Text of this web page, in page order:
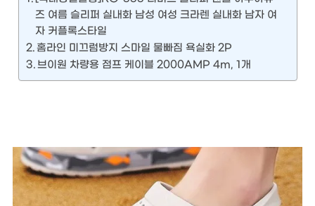
즈 여름 슬리퍼 실내화 남성 여성 크라렌 실내화 남자 여
자 커플록스타일
홈라인 미끄럼방지 스마일 물빠짐 욕실화 2P
브이원 차량용 점프 케이블 2000AMP 4m, 1개